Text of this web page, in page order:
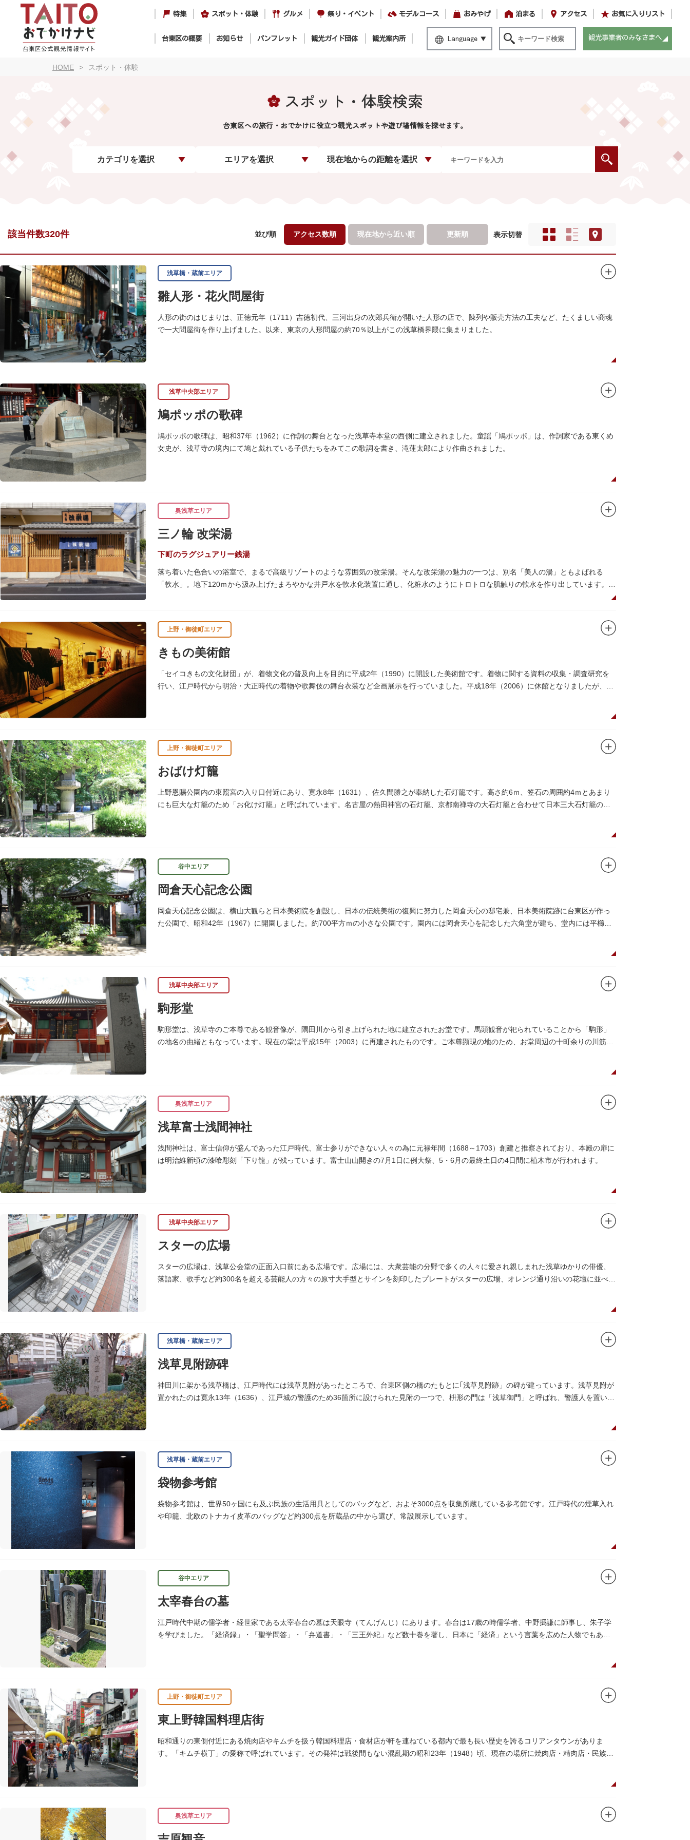
特集 スポット・体験 グルメ 祭り・イベント モデルコース おみやげ 泊まる アクセス お気に入りリスト
台東区の概要 お知らせ パンフレット 観光ガイド団体 観光案内所 Language 観光事業者のみなさまへ
HOME スポット・体験
スポット・体験検索
台東区への旅行・おでかけに役立つ観光スポットや遊び場情報を探せます。
カテゴリを選択 エリアを選択 現在地からの距離を選択
該当件数320件 並び順 アクセス数順 現在地から近い順 更新順 表示切替
浅草橋・蔵前エリア
雛人形・花火問屋街
人形の街のはじまりは、正徳元年（1711）吉徳初代、三河出身の次郎兵衛が開いた人形の店で、陳列や販売方法の工夫など、たくましい商魂
で一大問屋街を作り上げました。以来、東京の人形問屋の約70％以上がこの浅草橋界隈に集まりました。
浅草中央部エリア
鳩ポッポの歌碑
鳩ポッポの歌碑は、昭和37年（1962）に作詞の舞台となった浅草寺本堂の西側に建立されました。童謡「鳩ポッポ」は、作詞家である東くめ
女史が、浅草寺の境内にて鳩と戯れている子供たちをみてこの歌詞を書き、滝蓮太郎により作曲されました。
奥浅草エリア
三ノ輪 改栄湯
下町のラグジュアリー銭湯
落ち着いた色合いの浴室で、まるで高級リゾートのような雰囲気の改栄湯。そんな改栄湯の魅力の一つは、別名「美人の湯」ともよばれる
「軟水」。地下120ｍから汲み上げたまろやかな井戸水を軟水化装置に通し、化粧水のようにトロトロな肌触りの軟水を作り出しています。改
そしてお風呂上がりには、キンキンに冷えた生ビールやレモンサワーで乾杯するもよし、改栄湯名物こだわりの生乳ソフトクリームを食べる
のもよし、どの年代の方々も、身も心も温まる幸せな空間となっています。オリジナルグッズの販売もありますのでお立ち寄りの際にはぜひ
覗いてみてくださいね。
上野・御徒町エリア
きもの美術館
「セイコきもの文化財団」が、着物文化の普及向上を目的に平成2年（1990）に開設した美術館です。着物に関する資料の収集・調査研究を
行い、江戸時代から明治・大正時代の着物や歌舞伎の舞台衣装など企画展示を行っていました。平成18年（2006）に休館となりましたが、着
上野・御徒町エリア
おばけ灯籠
上野恩賜公園内の東照宮の入り口付近にあり、寛永8年（1631）、佐久間勝之が奉納した石灯籠です。高さ約6ｍ、笠石の周囲約4ｍとあまり
にも巨大な灯籠のため「お化け灯籠」と呼ばれています。名古屋の熱田神宮の石灯籠、京都南禅寺の大石灯籠と合わせて日本三大石灯籠のひ
谷中エリア
岡倉天心記念公園
岡倉天心記念公園は、横山大観らと日本美術院を創設し、日本の伝統美術の復興に努力した岡倉天心の邸宅兼、日本美術院跡に台東区が作っ
た公園で、昭和42年（1967）に開園しました。約700平方ｍの小さな公園です。園内には岡倉天心を記念した六角堂が建ち、堂内には平櫛田
浅草中央部エリア
駒形堂
駒形堂は、浅草寺のご本尊である観音像が、隅田川から引き上げられた地に建立されたお堂です。馬頭観音が祀られていることから「駒形」
の地名の由緒ともなっています。現在の堂は平成15年（2003）に再建されたものです。ご本尊顕現の地のため、お堂周辺の十町余りの川筋は
奥浅草エリア
浅草富士浅間神社
浅間神社は、富士信仰が盛んであった江戸時代、富士参りができない人々の為に元禄年間（1688～1703）創建と推察されており、本殿の扉に
は明治維新頃の漆喰彫刻「下り龍」が残っています。富士山山開きの7月1日に例大祭、5・6月の最終土日の4日間に植木市が行われます。
浅草中央部エリア
スターの広場
スターの広場は、浅草公会堂の正面入口前にある広場です。広場には、大衆芸能の分野で多くの人々に愛され親しまれた浅草ゆかりの俳優、
落語家、歌手など約300名を超える芸能人の方々の原寸大手型とサインを刻印したプレートがスターの広場、オレンジ通り沿いの花壇に並べら
浅草橋・蔵前エリア
浅草見附跡碑
神田川に架かる浅草橋は、江戸時代には浅草見附があったところで、台東区側の橋のたもとに｢浅草見附跡」の碑が建っています。浅草見附が
置かれたのは寛永13年（1636）、江戸城の警護のため36箇所に設けられた見附の一つで、枡形の門は「浅草御門」と呼ばれ、警護人を置いて
浅草橋・蔵前エリア
袋物参考館
袋物参考館は、世界50ヶ国にも及ぶ民族の生活用具としてのバッグなど、およそ3000点を収集所蔵している参考館です。江戸時代の煙草入れ
や印籠、北欧のトナカイ皮革のバッグなど約300点を所蔵品の中から選び、常設展示しています。
谷中エリア
太宰春台の墓
江戸時代中期の儒学者・経世家である太宰春台の墓は天眼寺（てんげんじ）にあります。春台は17歳の時儒学者、中野撝謙に師事し、朱子学
を学びました。「経済録」・「聖学問答」・「弁道書」・「三王外紀」など数十巻を著し、日本に「経済」という言葉を広めた人物でもあり
上野・御徒町エリア
東上野韓国料理店街
昭和通りの東側付近にある焼肉店やキムチを扱う韓国料理店・食材店が軒を連ねている都内で最も長い歴史を誇るコリアンタウンがありま
す。「キムチ横丁」の愛称で呼ばれています。その発祥は戦後間もない混乱期の昭和23年（1948）頃、現在の場所に焼肉店・精肉店・民族衣
奥浅草エリア